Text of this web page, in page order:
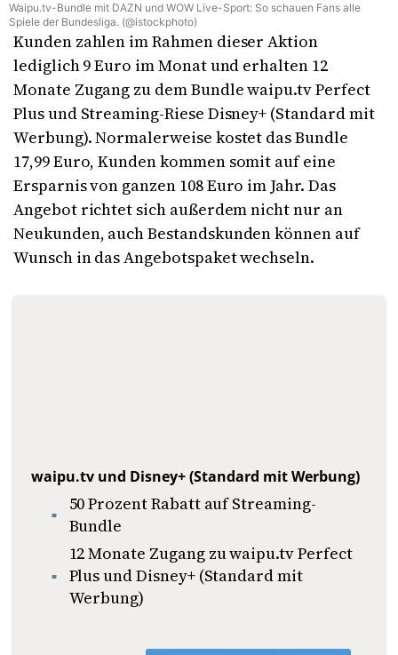
Waipu.tv-Bundle mit DAZN und WOW Live-Sport: So schauen Fans alle
Spiele der Bundesliga. (@istockphoto)
Kunden zahlen im Rahmen dieser Aktion
lediglich 9 Euro im Monat und erhalten 12
Monate Zugang zu dem Bundle waipu.tv Perfect
Plus und Streaming-Riese Disney+ (Standard mit
Werbung). Normalerweise kostet das Bundle
17,99 Euro, Kunden kommen somit auf eine
Ersparnis von ganzen 108 Euro im Jahr. Das
Angebot richtet sich außerdem nicht nur an
Neukunden, auch Bestandskunden können auf
Wunsch in das Angebotspaket wechseln.
waipu.tv und Disney+ (Standard mit Werbung)
50 Prozent Rabatt auf Streaming-
Bundle
12 Monate Zugang zu waipu.tv Perfect
Plus und Disney+ (Standard mit
Werbung)